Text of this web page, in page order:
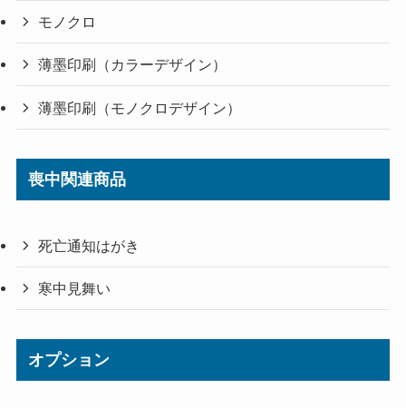
モノクロ
薄墨印刷（カラーデザイン）
薄墨印刷（モノクロデザイン）
喪中関連商品
死亡通知はがき
寒中見舞い
オプション